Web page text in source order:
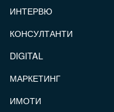
ИНТЕРВЮ
КОНСУЛТАНТИ
DIGITAL
МАРКЕТИНГ
ИМОТИ